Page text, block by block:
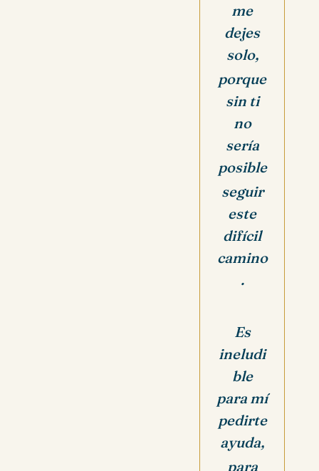
me
dejes
solo,
porque
sin ti
no
sería
posible
seguir
este
difícil
camino
.
Es
ineludi
ble
para mí
pedirte
ayuda,
para